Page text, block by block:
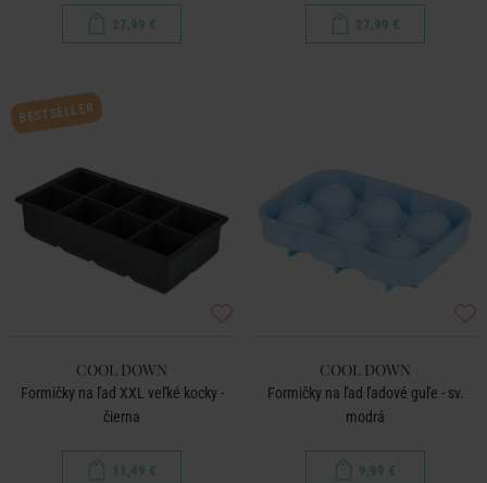
27,99 € 27,99 €
BESTSELLER
COOL DOWN
Formičky na ľad XXL veľké kocky -
čierna
11,49 €
COOL DOWN
Formičky na ľad ľadové guľe - sv.
modrá
9,99 €